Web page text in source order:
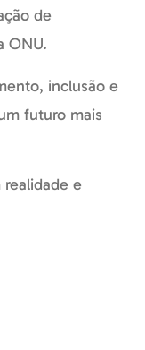
de
ONU.
inclusão e
futuro mais
e